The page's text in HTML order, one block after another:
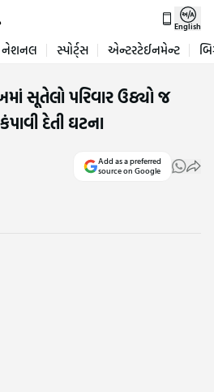
English
નેશનલ સ્પોર્ટ્સ એન્ટરટેઈનમેન્ટ
સૂતેલો પરિવાર ઉઠ્યો જ
દેતી ઘટના
Add as a preferred
source on Google